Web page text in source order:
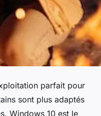
parfait pour
sont plus adaptés
Windows 10 est le